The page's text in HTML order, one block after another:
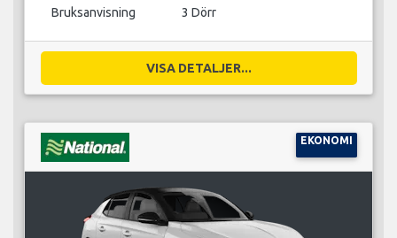
Bruksanvisning 3 Dörr
VISA DETALJER...
EKONOMI